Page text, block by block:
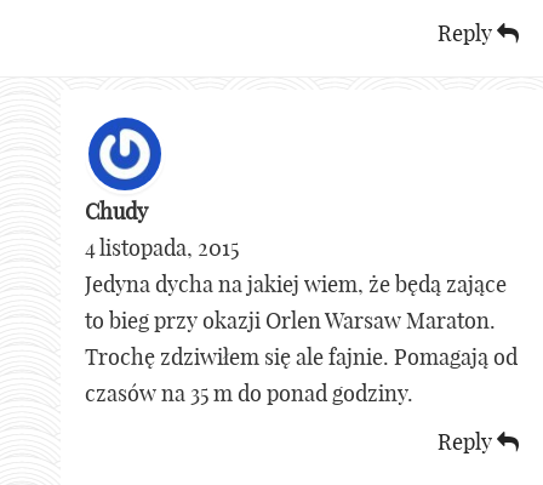
Reply
Chudy
4 listopada, 2015
Jedyna dycha na jakiej wiem, że będą zające
to bieg przy okazji Orlen Warsaw Maraton.
Trochę zdziwiłem się ale fajnie. Pomagają od
czasów na 35 m do ponad godziny.
Reply